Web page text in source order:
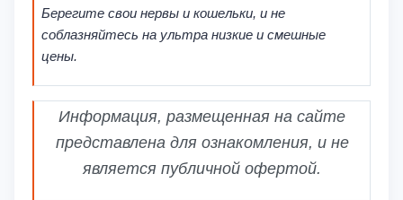
Берегите свои нервы и кошельки, и не
соблазняйтесь на ультра низкие и смешные
цены.
Информация, размещенная на сайте
представлена для ознакомления, и не
является публичной офертой.